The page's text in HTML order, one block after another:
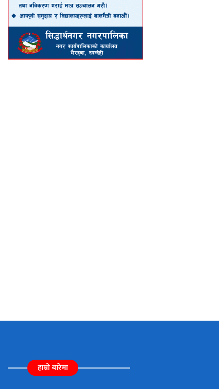
हाम्रो बारेमा